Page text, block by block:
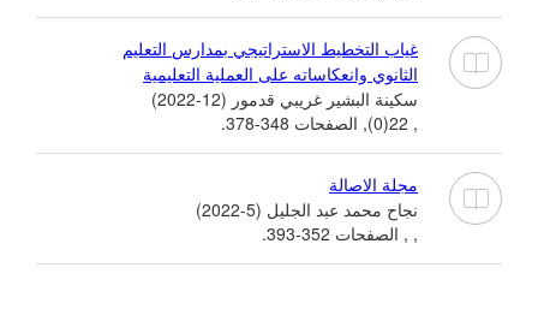
غياب التخطيط الاستراتيجي بمدارس التعليم
الثانوي وانعكاساته على العملية التعليمية
سكينة البشير غريبي قدمور (12-2022)
, 22(0), الصفحات 348-378.
مجلة الاصالة
نجاح محمد عبد الجليل (5-2022)
, , الصفحات 352-393.